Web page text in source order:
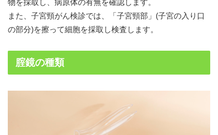
物を採取し、病原体の有無を確認します。
また、子宮頸がん検診では、「子宮頸部」(子宮の入り口
の部分)を擦って細胞を採取し検査します。
腟鏡の種類